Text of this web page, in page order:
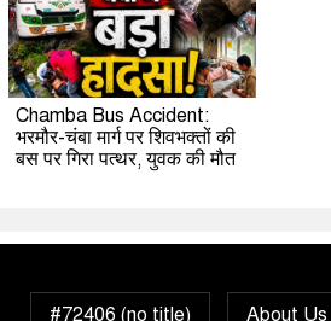
Chamba Bus Accident:
भरमौर-चंबा मार्ग पर शिवभक्तों की
बस पर गिरा पत्थर, युवक की मौत
#72406 (no title) About Us